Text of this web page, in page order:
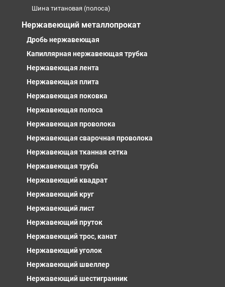
Шина титановая (полоса)
Нержавеющий металлопрокат
Дробь нержавеющая
Капиллярная нержавеющая трубка
Нержавеющая лента
Нержавеющая плита
Нержавеющая поковка
Нержавеющая полоса
Нержавеющая проволока
Нержавеющая сварочная проволока
Нержавеющая тканная сетка
Нержавеющая труба
Нержавеющий квадрат
Нержавеющий круг
Нержавеющий лист
Нержавеющий пруток
Нержавеющий трос, канат
Нержавеющий уголок
Нержавеющий швеллер
Нержавеющий шестигранник